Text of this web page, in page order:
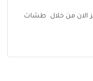
الان من خلال طشات